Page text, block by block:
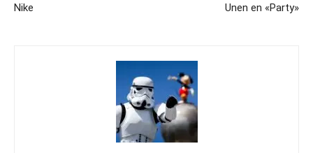
Nike
Unen en «Party»